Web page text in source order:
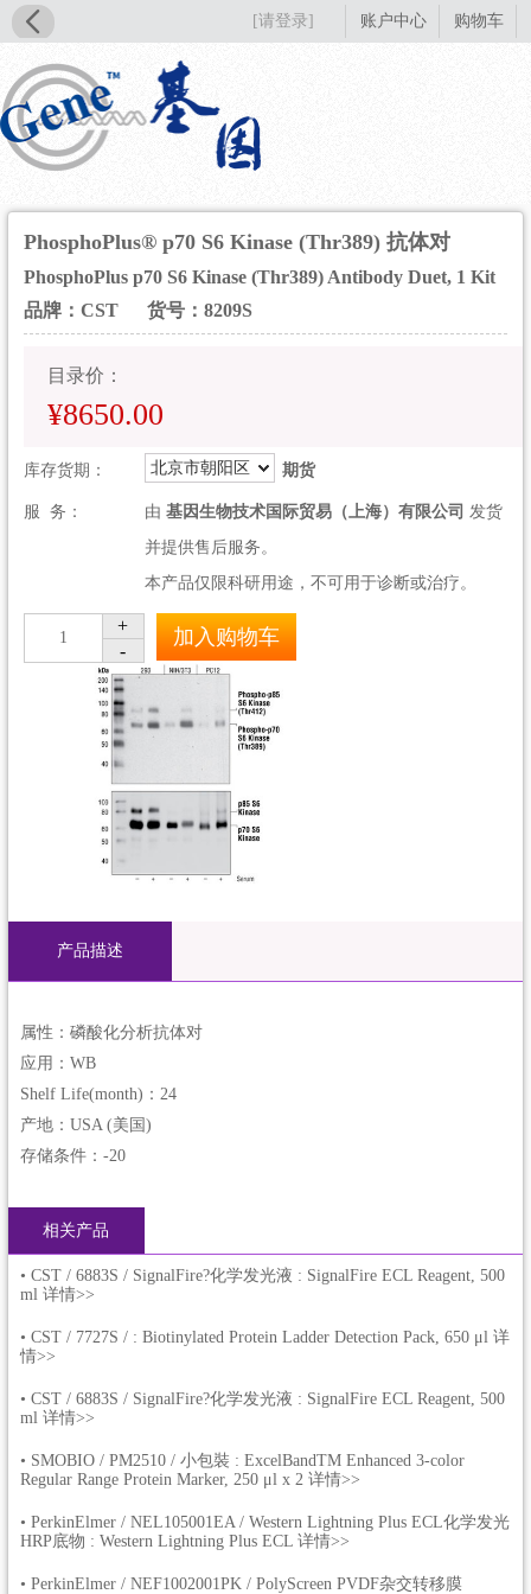
[请登录] 账户中心 购物车
PhosphoPlus® p70 S6 Kinase (Thr389) 抗体对
PhosphoPlus p70 S6 Kinase (Thr389) Antibody Duet, 1 Kit
品牌：CST
货号：8209S
目录价：
¥8650.00
库存货期： 北京市朝阳区 期货
服 务： 由 基因生物技术国际贸易（上海）有限公司 发货
并提供售后服务。
本产品仅限科研用途，不可用于诊断或治疗。
1
+
-
加入购物车
产品描述
属性：磷酸化分析抗体对
应用：WB
Shelf Life(month)：24
产地：USA (美国)
存储条件：-20
相关产品
• CST / 6883S / SignalFire?化学发光液 : SignalFire ECL Reagent, 500
ml 详情>>
• CST / 7727S / : Biotinylated Protein Ladder Detection Pack, 650 μl 详
情>>
• CST / 6883S / SignalFire?化学发光液 : SignalFire ECL Reagent, 500
ml 详情>>
• SMOBIO / PM2510 / 小包裝 : ExcelBandTM Enhanced 3-color
Regular Range Protein Marker, 250 μl x 2 详情>>
• PerkinElmer / NEL105001EA / Western Lightning Plus ECL化学发光
HRP底物 : Western Lightning Plus ECL 详情>>
• PerkinElmer / NEF1002001PK / PolyScreen PVDF杂交转移膜